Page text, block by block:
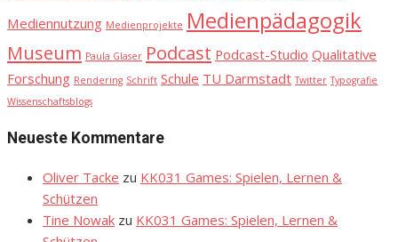
Mediennutzung Medienprojekte Medienpädagogik
Museum Paula Glaser Podcast Podcast-Studio Qualitative
Forschung Rendering Schrift Schule TU Darmstadt Twitter Typografie
Wissenschaftsblogs
Neueste Kommentare
Oliver Tacke zu KK031 Games: Spielen, Lernen &
Schützen
Tine Nowak zu KK031 Games: Spielen, Lernen &